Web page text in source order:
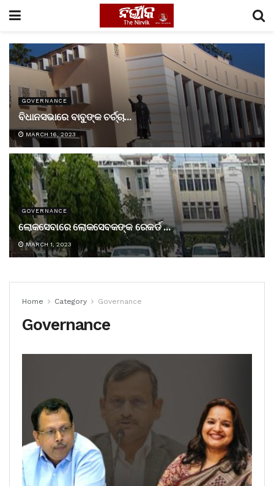
GOVERNANCE
ବିଧାନସଭାରେ ବାବୁଙ୍କ ଚର୍ଚ୍ଚା…
MARCH 16, 2023
GOVERNANCE
ଲୋକସେବାରେ ଲୋକସେବକଙ୍କ ରେକର୍ଡ …
MARCH 1, 2023
Home Category Governance
Governance